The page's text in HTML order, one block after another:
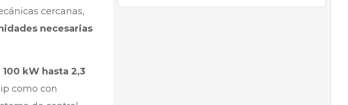
cercanas,
necesarias
kW hasta 2,3
como con